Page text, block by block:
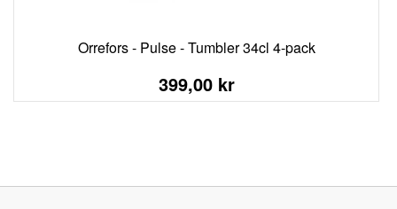
Orrefors - Pulse - Tumbler 34cl 4-pack
399,00 kr